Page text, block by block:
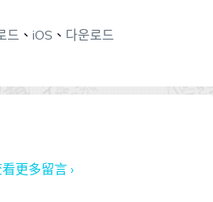
드 、 iOS 、 다운로드
更多留言 ›